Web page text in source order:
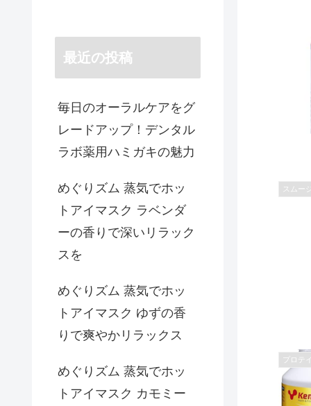
スムー
プロテ
最近の投稿
毎日のオーラルケアをグ
レードアップ！デンタル
ラボ薬用ハミガキの魅力
めぐりズム 蒸気でホッ
トアイマスク ラベンダ
ーの香りで深いリラック
スを
めぐりズム 蒸気でホッ
トアイマスク ゆずの香
りで爽やかリラックス
めぐりズム 蒸気でホッ
トアイマスク カモミー